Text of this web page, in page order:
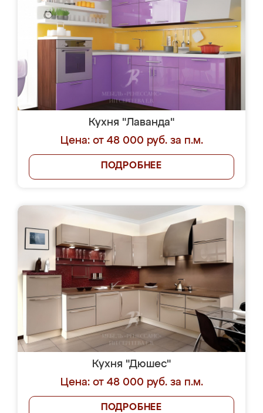
Кухня "Лаванда"
Цена: от 48 000 руб. за п.м.
ПОДРОБНЕЕ
Кухня "Дюшес"
Цена: от 48 000 руб. за п.м.
ПОДРОБНЕЕ